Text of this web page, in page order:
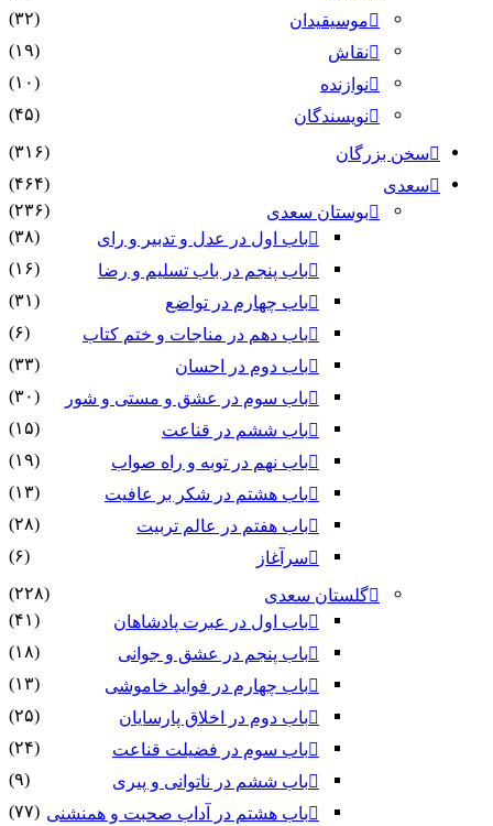
موسیقیدان
(۳۲)
نقاش
(۱۹)
نوازنده
(۱۰)
نویسندگان
(۴۵)
سخن بزرگان
(۳۱۶)
سعدی
(۴۶۴)
بوستان سعدی
(۲۳۶)
باب اول در عدل و تدبیر و رای
(۳۸)
باب پنجم در باب تسلیم و رضا
(۱۶)
باب چهارم در تواضع
(۳۱)
باب دهم در مناجات و ختم کتاب
(۶)
باب دوم در احسان
(۳۳)
باب سوم در عشق و مستی و شور
(۳۰)
باب ششم در قناعت
(۱۵)
باب نهم در توبه و راه صواب
(۱۹)
باب هشتم در شکر بر عافیت
(۱۳)
باب هفتم در عالم تربیت
(۲۸)
سرآغاز
(۶)
گلستان سعدی
(۲۲۸)
باب اول در عبرت پادشاهان
(۴۱)
باب پنجم در عشق و جوانى
(۱۸)
باب چهارم در فواید خاموشى
(۱۳)
باب دوم در اخلاق پارسایان
(۲۵)
باب سوم در فضیلت قناعت
(۲۴)
باب ششم در ناتوانى و پیرى
(۹)
باب هشتم در آداب صحبت و همنشنى (۷۷)